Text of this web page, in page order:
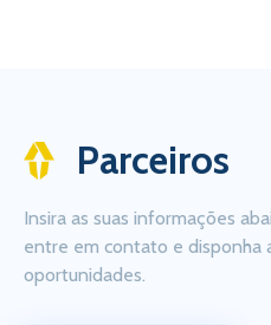
Parceiros
Insira as suas informações
entre em contato e disponha
oportunidades.